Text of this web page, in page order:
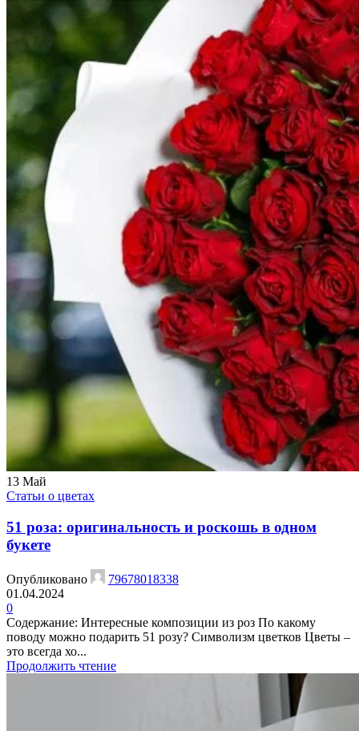
13 Май
Статьи о цветах
51 роза: оригинальность и роскошь в одном
букете
Опубликовано
79678018338
01.04.2024
0
Содержание: Интересные композиции из роз По какому
поводу можно подарить 51 розу? Символизм цветков Цветы –
это всегда хо...
Продолжить чтение